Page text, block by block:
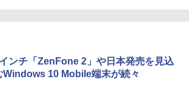
ンチ「ZenFone 2」や日本発売を見込
Windows 10 Mobile端末が続々